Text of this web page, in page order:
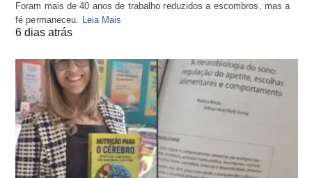
Foram mais de 40 anos de trabalho reduzidos a escombros, mas a
fé permaneceu. Leia Mais
6 dias atrás